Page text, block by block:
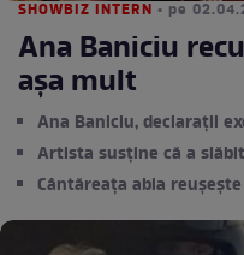
SHOWBIZ INTERN • pe
Ana Baniciu
aşa mult
Ana Baniciu, declarații
Artista susține că a
Cântăreața abia